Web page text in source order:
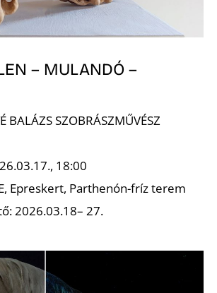
– MULANDÓ –
BALÁZS SZOBRÁSZMŰVÉSZ
18:00
Epreskert, Parthenón-fríz terem
2026.03.18– 27.